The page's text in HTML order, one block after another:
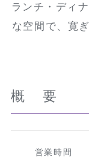
ランチ・ディ
な空間で、寛
概 要
営業時間